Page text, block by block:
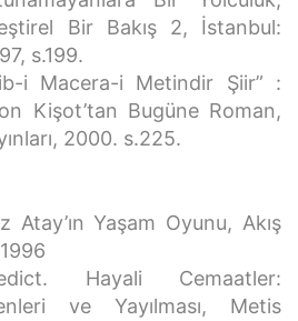
Bir Bakış 2, İstanbul:
s.199.
i Macera-i Metindir Şiir” :
Kişot’tan Bugüne Roman,
2000. s.225.
Atay’ın Yaşam Oyunu, Akış
Hayali Cemaatler:
ve Yayılması, Metis